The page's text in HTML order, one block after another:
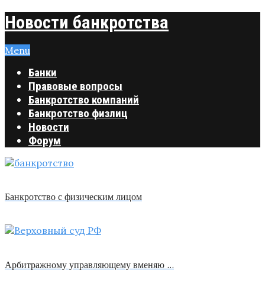
Новости банкротства
Menu
Банки
Правовые вопросы
Банкротство компаний
Банкротство физлиц
Новости
Форум
Банкротство с физическим лицом
Арбитражному управляющему вменяю …